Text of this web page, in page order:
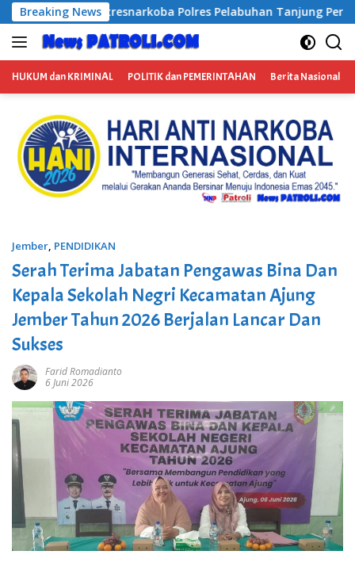
Langsung
ke
konten
Breaking News
Tanjung Perak Bongkar Tiga Jaringan Narkoba,
HUKUM dan KRIMINAL POLITIK dan PEMERINTAHAN Berita Nasional
Jember, PENDIDIKAN
Serah Terima Jabatan Pengawas Bina Dan
Kepala Sekolah Negri Kecamatan Ajung
Jember Tahun 2026 Berjalan Lancar Dan
Sukses
Farid Romadianto
6 Juni 2026